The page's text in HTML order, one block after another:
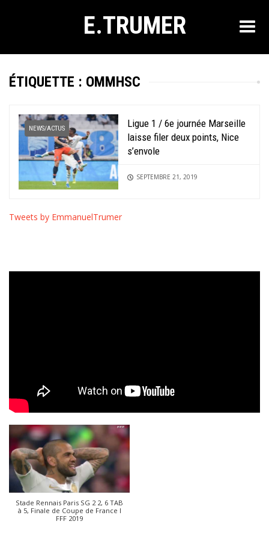
E.TRUMER
ÉTIQUETTE : OMMHSC
NEWS/ACTUS
Ligue 1 / 6e journée Marseille
laisse filer deux points, Nice
s’envole
SEPTEMBRE 21, 2019
Tweets by EmmanuelTrumer
Stade Rennais Paris SG 2 2, 6 TAB
à 5, Finale de Coupe de France I
FFF 2019